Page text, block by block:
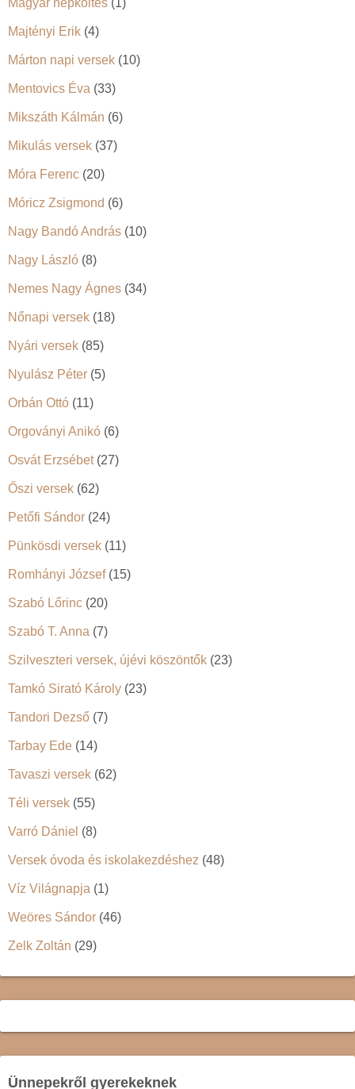
Majtényi Erik (4)
Márton napi versek (10)
Mentovics Éva (33)
Mikszáth Kálmán (6)
Mikulás versek (37)
Móra Ferenc (20)
Móricz Zsigmond (6)
Nagy Bandó András (10)
Nagy László (8)
Nemes Nagy Ágnes (34)
Nőnapi versek (18)
Nyári versek (85)
Nyulász Péter (5)
Orbán Ottó (11)
Orgoványi Anikó (6)
Osvát Erzsébet(27)
Őszi versek (62)
Petőfi Sándor (24)
Pünkösdi versek (11)
Romhányi József(15)
Szabó Lőrinc (20)
Szabó T. Anna (7)
Szilveszteri versek, újévi köszöntők (23)
Tamkó Sirató Károly (23)
Tandori Dezső (7)
Tarbay Ede (14)
Tavaszi versek (62)
Téli versek (55)
Varró Dániel (8)
Versek óvoda és iskolakezdéshez (48)
Víz Világnapja (1)
Weöres Sándor (46)
Zelk Zoltán (29)
Ünnepekről gyerekeknek